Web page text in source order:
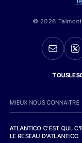
© 2026
MIEUX NOUS CONNAITRE
ATLANTICO C'EST QUI,
LE RESEAU D'ATLANTICO